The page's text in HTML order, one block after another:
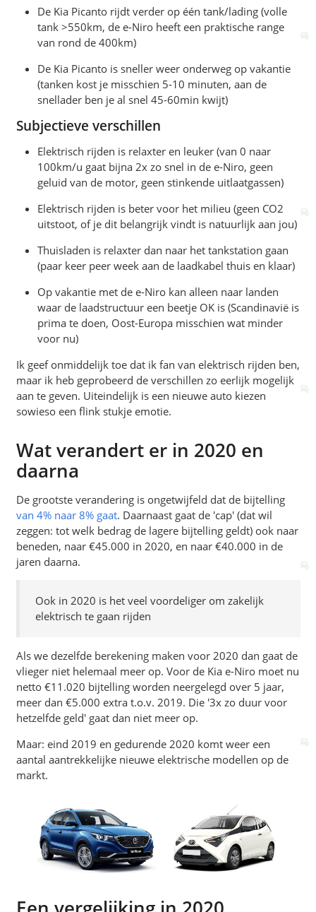
De Kia Picanto rijdt verder op één tank/lading (volle
tank >550km, de e-Niro heeft een praktische range
van rond de 400km)
De Kia Picanto is sneller weer onderweg op vakantie
(tanken kost je misschien 5-10 minuten, aan de
snellader ben je al snel 45-60min kwijt)
Subjectieve verschillen
Elektrisch rijden is relaxter en leuker (van 0 naar
100km/u gaat bijna 2x zo snel in de e-Niro, geen
geluid van de motor, geen stinkende uitlaatgassen)
Elektrisch rijden is beter voor het milieu (geen CO2
uitstoot, of je dit belangrijk vindt is natuurlijk aan jou)
Thuisladen is relaxter dan naar het tankstation gaan
(paar keer peer week aan de laadkabel thuis en klaar)
Op vakantie met de e-Niro kan alleen naar landen
waar de laadstructuur een beetje OK is (Scandinavië is
prima te doen, Oost-Europa misschien wat minder
voor nu)
Ik geef onmiddelijk toe dat ik fan van elektrisch rijden ben,
maar ik heb geprobeerd de verschillen zo eerlijk mogelijk
aan te geven. Uiteindelijk is een nieuwe auto kiezen
sowieso een flink stukje emotie.
Wat verandert er in 2020 en
daarna
De grootste verandering is ongetwijfeld dat de bijtelling
van 4% naar 8% gaat. Daarnaast gaat de 'cap' (dat wil
zeggen: tot welk bedrag de lagere bijtelling geldt) ook naar
beneden, naar €45.000 in 2020, en naar €40.000 in de
jaren daarna.
Ook in 2020 is het veel voordeliger om zakelijk
elektrisch te gaan rijden
Als we dezelfde berekening maken voor 2020 dan gaat de
vlieger niet helemaal meer op. Voor de Kia e-Niro moet nu
netto €11.020 bijtelling worden neergelegd over 5 jaar,
meer dan €5.000 extra t.o.v. 2019. Die '3x zo duur voor
hetzelfde geld' gaat dan niet meer op.
Maar: eind 2019 en gedurende 2020 komt weer een
aantal aantrekkelijke nieuwe elektrische modellen op de
markt.